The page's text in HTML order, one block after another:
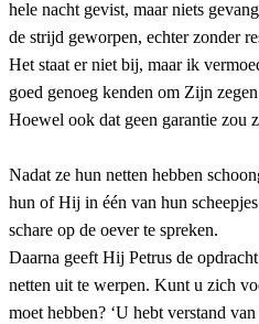
hele nacht gevist, maar niets
de strijd geworpen, echter zonder
Het staat er niet bij, maar ik
goed genoeg kenden om Zijn
Hoewel ook dat geen garantie zou
Nadat ze hun netten hebben
hun of Hij in één van hun
schare op de oever te spreken.
Daarna geeft Hij Petrus de
netten uit te werpen. Kunt u zich
moet hebben? ‘U hebt verstand